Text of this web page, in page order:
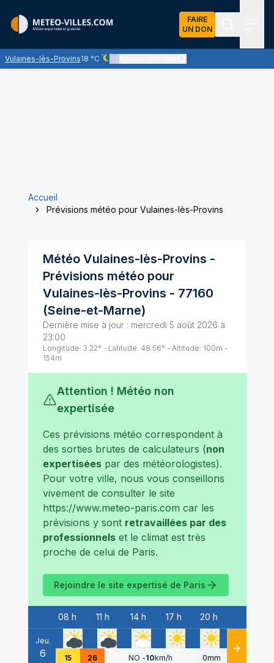
FAIRE
UN DON
Vulaines-lès-Provins18 °C
Ciel dégagé - quasiment pas de nuages
Accueil
Prévisions météo pour Vulaines-lès-Provins
Météo Vulaines-lès-Provins -
Prévisions météo pour
Vulaines-lès-Provins - 77160
(Seine-et-Marne)
Dernière mise à jour : mercredi 5 août 2026 à
23:00
Longitude: 3.22° - Latitude: 48.56° - Altitude: 100m -
154m
Attention ! Météo non
expertisée
Ces prévisions météo correspondent à
des sorties brutes de calculateurs (non
expertiséespar des météorologistes).
Pour votre ville, nous vous conseillons
vivement de consulter le site
https://www.meteo-paris.com car les
prévisions y sont retravaillées par des
professionnelset le climat est très
proche de celui de Paris.
Rejoindre le site expertisé de Paris
Date
08 h 11 h 14 h 17 h 20 h
Jeu.
6 15 26 NO -10km/h 0mm Détails